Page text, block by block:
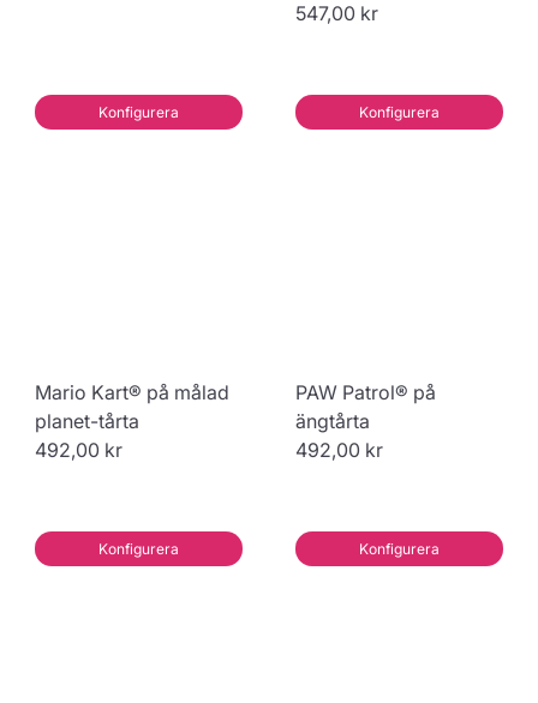
Konfigurera
547,00 kr
Konfigurera
Mario Kart® på målad
planet-tårta
492,00 kr
Konfigurera
PAW Patrol® på
ängtårta
492,00 kr
Konfigurera